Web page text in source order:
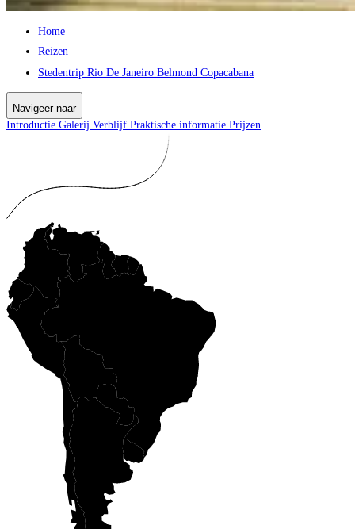
Home
Reizen
Stedentrip Rio De Janeiro Belmond Copacabana
Navigeer naar
Introductie Galerij Verblijf Praktische informatie Prijzen